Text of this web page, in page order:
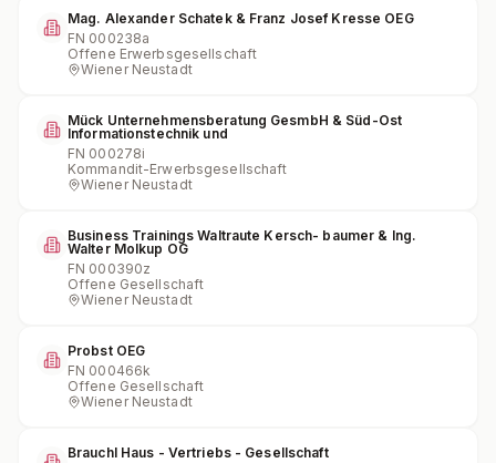
Mag. Alexander Schatek & Franz Josef Kresse OEG
FN 000238a
Offene Erwerbsgesellschaft
Wiener Neustadt
Mück Unternehmensberatung GesmbH & Süd-Ost
Informationstechnik und
FN 000278i
Kommandit-Erwerbsgesellschaft
Wiener Neustadt
Business Trainings Waltraute Kersch- baumer & Ing.
Walter Molkup OG
FN 000390z
Offene Gesellschaft
Wiener Neustadt
Probst OEG
FN 000466k
Offene Gesellschaft
Wiener Neustadt
Brauchl Haus - Vertriebs - Gesellschaft